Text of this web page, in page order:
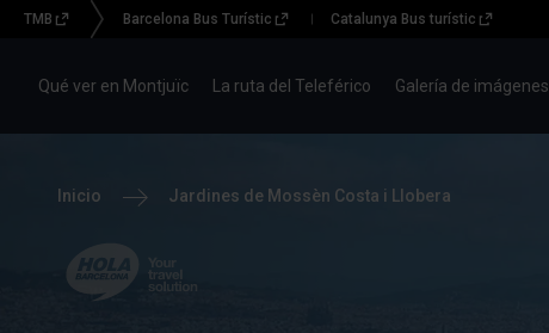
Menu
topbar
TMB Barcelona Bus Turístic Catalunya Bus turístic
Qué ver en Montjuïc La ruta del Teleférico Galería de imágenes
Inicio Jardines de Mossèn Costa i Llobera